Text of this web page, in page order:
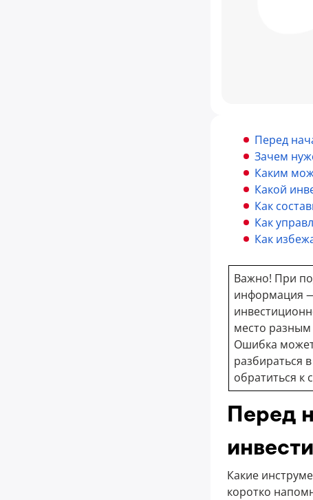
Перед
Зачем
Каким
Какой
Как
Как
Как
Важно! При
информация
место
Ошибка может
разбираться
обратиться к
Перед
Какие
коротко